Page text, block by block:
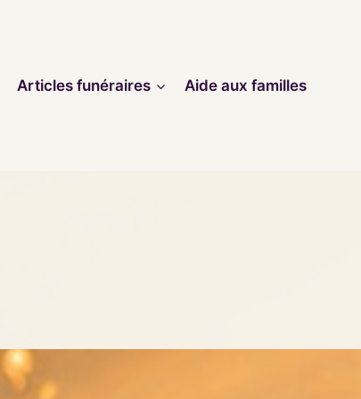
Articles funéraires Aide aux familles